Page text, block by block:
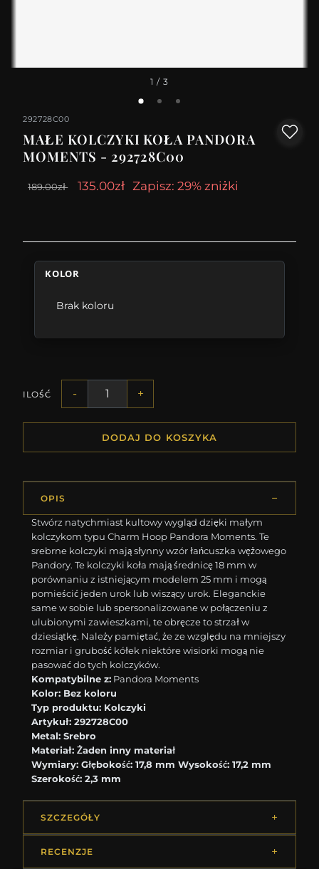
1 / 3
292728C00
MAŁE KOLCZYKI KOŁA PANDORA
MOMENTS - 292728C00
189.00zł 135.00zł Zapisz: 29% zniżki
KOLOR
Brak koloru
ILOŚĆ - +
DODAJ DO KOSZYKA
OPIS
Stwórz natychmiast kultowy wygląd dzięki małym
kolczykom typu Charm Hoop Pandora Moments. Te
srebrne kolczyki mają słynny wzór łańcuszka wężowego
Pandory. Te kolczyki koła mają średnicę 18 mm w
porównaniu z istniejącym modelem 25 mm i mogą
pomieścić jeden urok lub wiszący urok. Eleganckie
same w sobie lub spersonalizowane w połączeniu z
ulubionymi zawieszkami, te obręcze to strzał w
dziesiątkę. Należy pamiętać, że ze względu na mniejszy
rozmiar i grubość kółek niektóre wisiorki mogą nie
pasować do tych kolczyków.
Kompatybilne z: Pandora Moments
Kolor: Bez koloru
Typ produktu: Kolczyki
Artykuł: 292728C00
Metal: Srebro
Materiał: Żaden inny materiał
Wymiary: Głębokość: 17,8 mm Wysokość: 17,2 mm
Szerokość: 2,3 mm
SZCZEGÓŁY
RECENZJE